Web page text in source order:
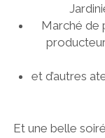
Marché de
et d’autres
Et une belle